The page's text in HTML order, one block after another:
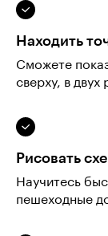
Находить
Сможете
сверху, в двух
Рисовать
Научитесь
пешеходные